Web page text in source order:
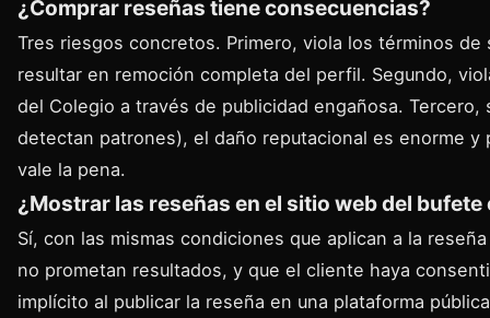
¿Comprar reseñas tiene consecuencias?
Tres riesgos concretos. Primero, viola los términos
resultar en remoción completa del perfil. Segundo,
del Colegio a través de publicidad engañosa.
detectan patrones), el daño reputacional es enorme y
vale la pena.
¿Mostrar las reseñas en el sitio web del
Sí, con las mismas condiciones que aplican a la
no prometan resultados, y que el cliente haya
implícito al publicar la reseña en una plataforma